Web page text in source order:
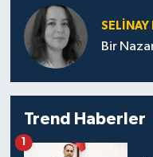
SELINAY
Bir
Trend Haberler
1